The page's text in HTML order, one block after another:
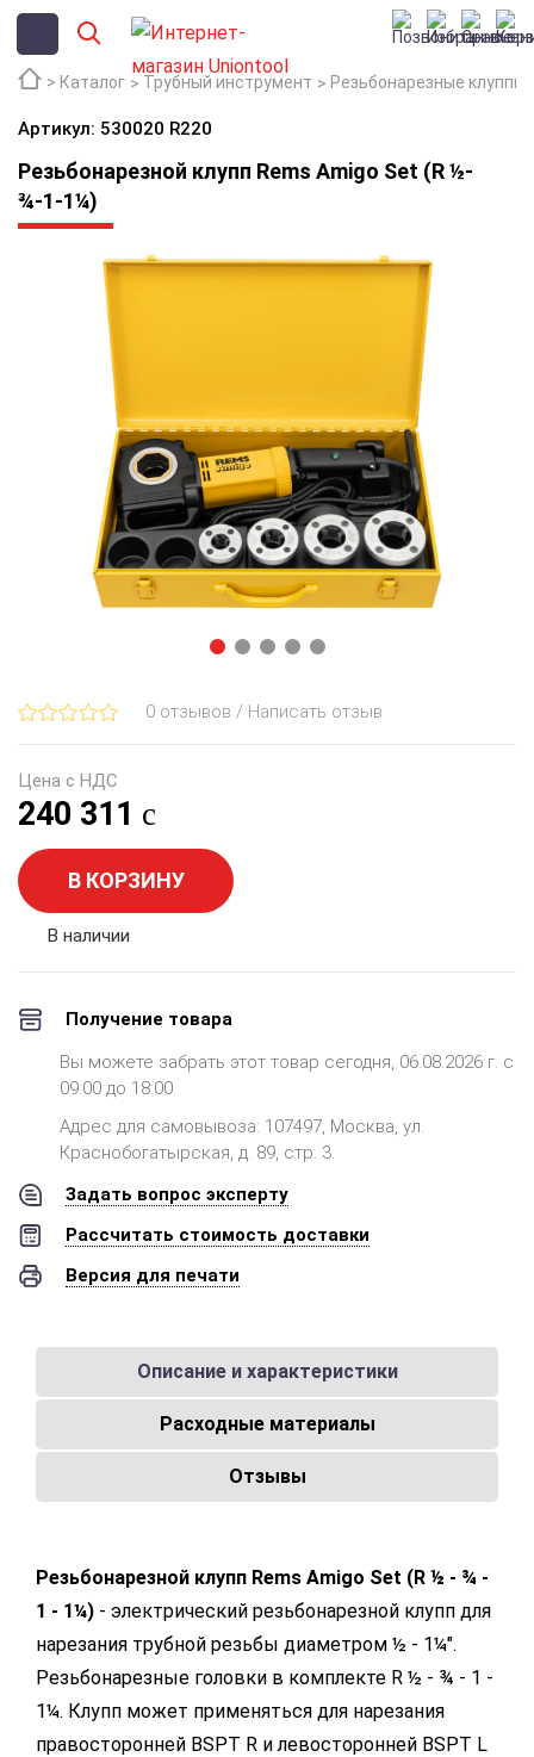
Каталог Трубный инструмент Резьбонарезные клуппы
Артикул: 530020 R220
Резьбонарезной клупп Rems Аmigo Set (R ½-
¾-1-1¼)
0 отзывов / Написать отзыв
Цена с НДС
240 311
В КОРЗИНУ
В наличии
Получение товара
Вы можете забрать этот товар сегодня, 06.08.2026 г. с
09:00 до 18:00.
Адрес для самовывоза: 107497, Москва, ул.
Краснобогатырская, д. 89, стр. 3.
Задать вопрос эксперту
Рассчитать стоимость доставки
Версия для печати
Описание и характеристики
Расходные материалы
Отзывы
Резьбонарезной клупп Rems Аmigo Set (R ½ - ¾ -
1 - 1¼) - электрический резьбонарезной клупп для
нарезания трубной резьбы диаметром ½ - 1¼".
Резьбонарезные головки в комплекте R ½ - ¾ - 1 -
1¼. Клупп может применяться для нарезания
правосторонней BSPT R и левосторонней BSPT L